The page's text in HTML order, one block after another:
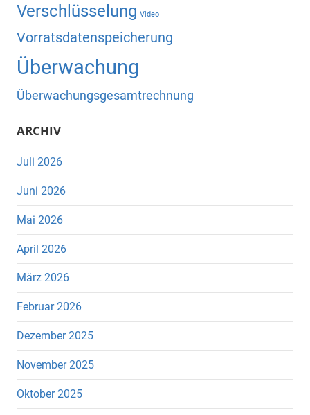
Verschlüsselung Video
Vorratsdatenspeicherung
Überwachung
Überwachungsgesamtrechnung
ARCHIV
Juli 2026
Juni 2026
Mai 2026
April 2026
März 2026
Februar 2026
Dezember 2025
November 2025
Oktober 2025